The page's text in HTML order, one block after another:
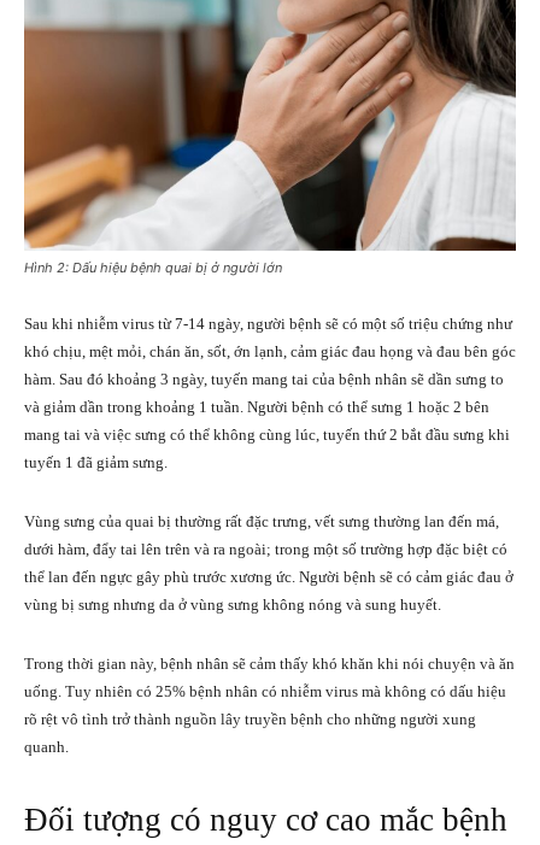
Hình 2: Dấu hiệu bệnh quai bị ở người lớn
Sau khi nhiễm virus từ 7-14 ngày, người bệnh sẽ có một số triệu chứng như
khó chịu, mệt mỏi, chán ăn, sốt, ớn lạnh, cảm giác đau họng và đau bên góc
hàm. Sau đó khoảng 3 ngày, tuyến mang tai của bệnh nhân sẽ dần sưng to
và giảm dần trong khoảng 1 tuần. Người bệnh có thể sưng 1 hoặc 2 bên
mang tai và việc sưng có thể không cùng lúc, tuyến thứ 2 bắt đầu sưng khi
tuyến 1 đã giảm sưng.
Vùng sưng của quai bị thường rất đặc trưng, vết sưng thường lan đến má,
dưới hàm, đẩy tai lên trên và ra ngoài; trong một số trường hợp đặc biệt có
thể lan đến ngực gây phù trước xương ức. Người bệnh sẽ có cảm giác đau ở
vùng bị sưng nhưng da ở vùng sưng không nóng và sung huyết.
Trong thời gian này, bệnh nhân sẽ cảm thấy khó khăn khi nói chuyện và ăn
uống. Tuy nhiên có 25% bệnh nhân có nhiễm virus mà không có dấu hiệu
rõ rệt vô tình trở thành nguồn lây truyền bệnh cho những người xung
quanh.
Đối tượng có nguy cơ cao mắc bệnh